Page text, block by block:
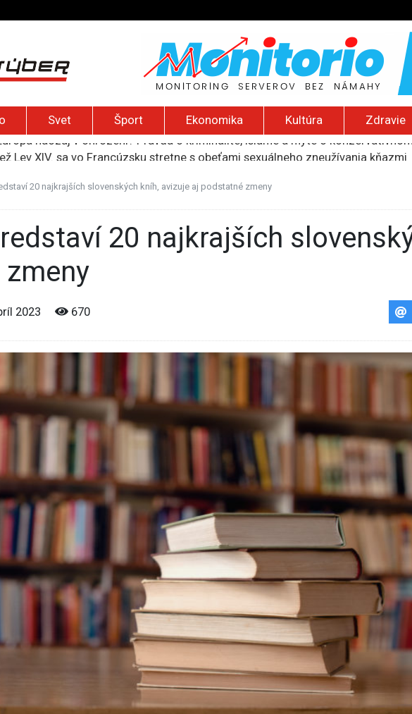
Svet Šport Ekonomika Kultúra Zdravie
Lev XIV. sa vo Francúzsku stretne s obeťami sexuálneho zneužívania kňazmi
zvolal bezpečnostnú radu štátu po incidente s dronom pri ukrajinskom lietadle
20 najkrajších slovenských kníh, avizuje aj podstatné zmeny
2023 670